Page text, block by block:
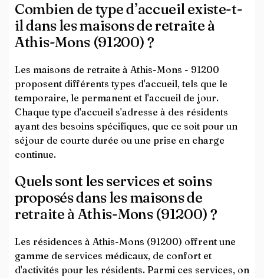
Combien de type d’accueil existe-t-
il dans les maisons de retraite à
Athis-Mons (91200) ?
Les maisons de retraite à Athis-Mons - 91200
proposent différents types d'accueil, tels que le
temporaire, le permanent et l'accueil de jour.
Chaque type d'accueil s'adresse à des résidents
ayant des besoins spécifiques, que ce soit pour un
séjour de courte durée ou une prise en charge
continue.
Quels sont les services et soins
proposés dans les maisons de
retraite à Athis-Mons (91200) ?
Les résidences à Athis-Mons (91200) offrent une
gamme de services médicaux, de confort et
d'activités pour les résidents. Parmi ces services, on